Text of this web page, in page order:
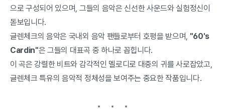
으로 구성되어 있으며, 그들의 음악은 신선한 사운드와 실험정신이
돋보입니다.
글렌체크의 음악은 국내외 음악 팬들로부터 호평을 받으며, "60's
Cardin"은 그들의 대표곡 중 하나로 꼽힙니다.
이 곡은 강렬한 비트와 감각적인 멜로디로 대중의 귀를 사로잡았고,
글렌체크 특유의 음악적 정체성을 보여주는 중요한 작품입니다.